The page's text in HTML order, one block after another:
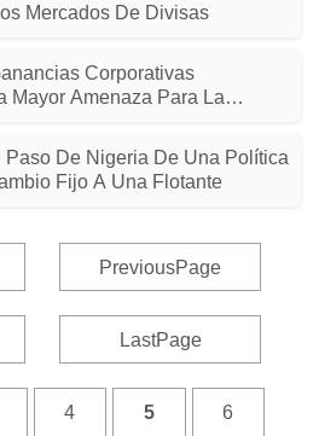
Mercados De Divisas
Corporativas
Mayor Amenaza Para La
Paso De Nigeria De Una Política
Fijo A Una Flotante
PreviousPage
LastPage
4 5 6